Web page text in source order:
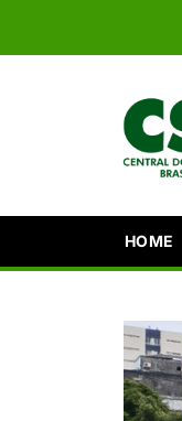
HOME